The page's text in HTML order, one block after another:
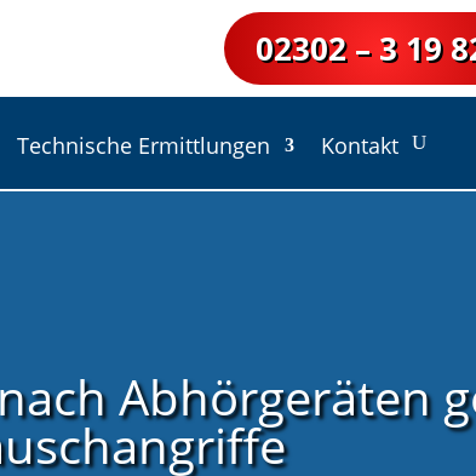
02302 – 3 19
Technische Ermittlungen Kontakt
Abhörgeräten